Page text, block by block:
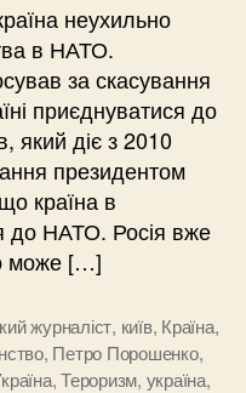
неухильно
в НАТО.
за скасування
приєднуватися до
який діє з 2010
президентом
країна в
до НАТО. Росія вже
може […]
журналіст, київ, Країна,
, Петро Порошенко,
,Тероризм, україна,